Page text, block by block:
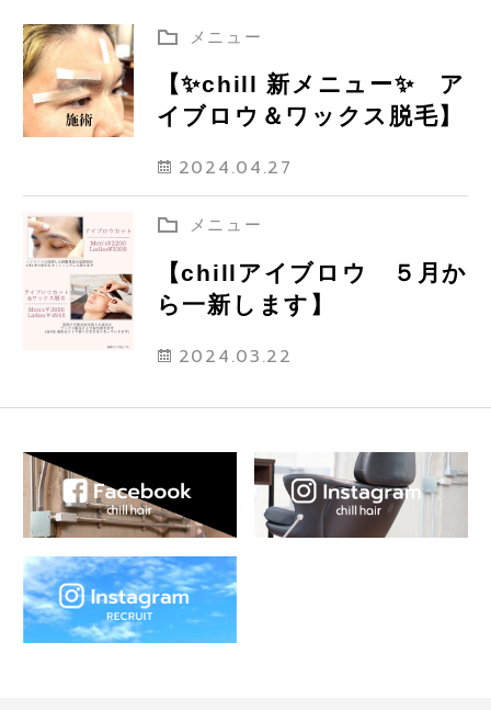
メニュー
【✨chill 新メニュー✨ ア
イブロウ＆ワックス脱毛】
2024.04.27
メニュー
【chillアイブロウ ５月か
ら一新します】
2024.03.22